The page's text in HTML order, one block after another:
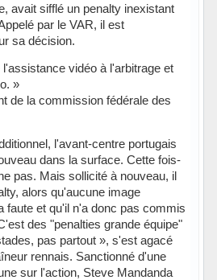
avait sifflé un penalty inexistant
par le VAR, il est
sa décision.
vidéo à l'arbitrage et
»
de la commission fédérale des
l'avant-centre portugais
dans la surface. Cette fois-
pas. Mais sollicité à nouveau, il
alors qu'aucune image
faute et qu'il n'a donc pas commis
des "penalties grande équipe"
pas partout », s'est agacé
rennais. Sanctionné d'une
sur l'action, Steve Mandanda